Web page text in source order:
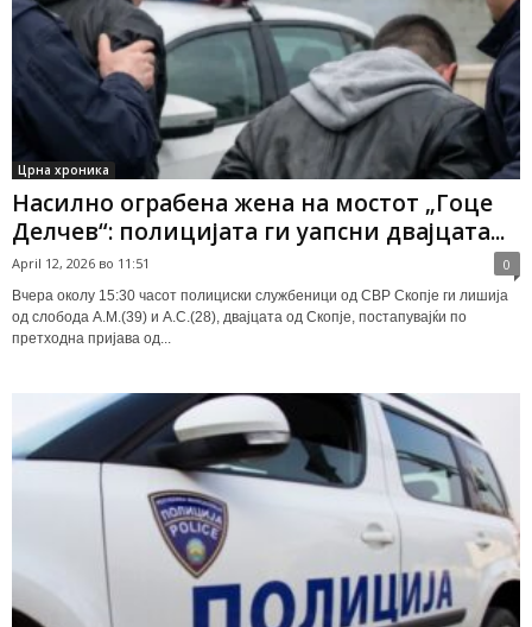
Црна хроника
Насилно ограбена жена на мостот „Гоце
Делчев“: полицијата ги уапсни двајцата...
April 12, 2026 во 11:51 0
Вчера околу 15:30 часот полициски службеници од СВР Скопје ги лишија
од слобода А.М.(39) и А.С.(28), двајцата од Скопје, постапувајќи по
претходна пријава од...